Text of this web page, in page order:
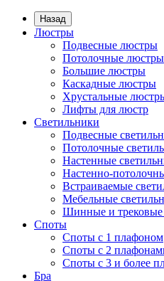
Назад
Люстры
Подвесные люстры
Потолочные люстры
Большие люстры
Каскадные люстры
Хрустальные
Лифты для люстр
Светильники
Подвесные
Потолочные
Настенные
Настенно-
Встраиваемые
Мебельные
Шинные и трековые
Споты
Споты с 1 плафоном
Споты с 2
Споты с 3 и более
Бра